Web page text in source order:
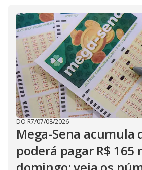
DO R7/07/08/2026
Mega-Sena acumula
poderá pagar R$ 165